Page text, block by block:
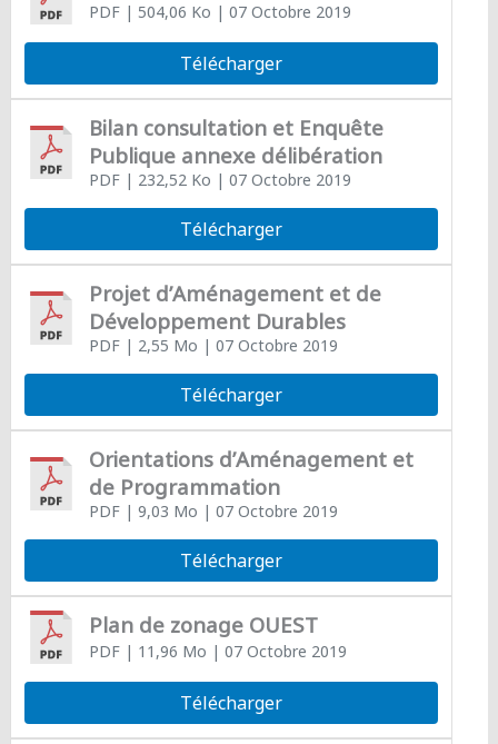
PDF| 504,06 Ko | 07 Octobre 2019
Télécharger
Bilan consultation et Enquête
Publique annexe délibération
PDF| 232,52 Ko | 07 Octobre 2019
Télécharger
Projet d’Aménagement et de
Développement Durables
PDF| 2,55 Mo | 07 Octobre 2019
Télécharger
Orientations d’Aménagement et
de Programmation
PDF| 9,03 Mo | 07 Octobre 2019
Télécharger
Plan de zonage OUEST
PDF| 11,96 Mo | 07 Octobre 2019
Télécharger